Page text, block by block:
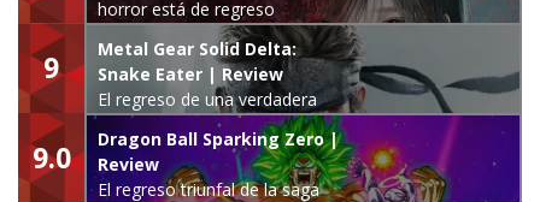
horror está de regreso
9
Metal Gear Solid Delta:
Snake Eater | Review
El regreso de una verdadera
leyenda
9.0
Dragon Ball Sparking Zero |
Review
El regreso triunfal de la saga